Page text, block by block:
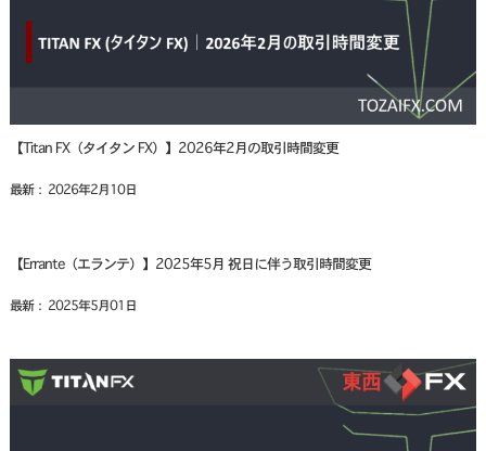
【Titan FX（タイタン FX）】2026年2月の取引時間変更
最新： 2026年2月10日
【Errante（エランテ）】2025年5月 祝日に伴う取引時間変更
最新： 2025年5月01日